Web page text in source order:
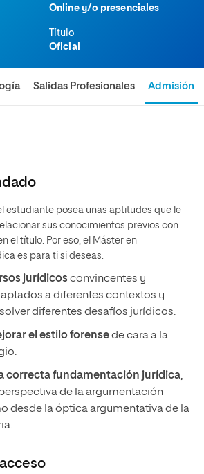
Online y/o presenciales
Título
Oficial
Salidas Profesionales Admisión
estudiante posea unas aptitudes que le
sus conocimientos previos con
el título. Por eso, el Máster en
es para ti si deseas:
jurídicosconvincentes y
a diferentes contextos y
diferentes desafíos jurídicos.
el estilo forensede cara a la
correcta fundamentación jurídica,
de la argumentación
desde la óptica argumentativa de la